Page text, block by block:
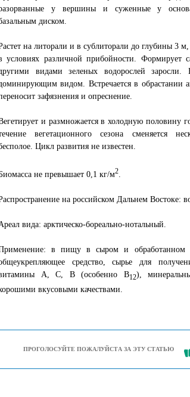
у вершины и суженные у
диском.
на литорали и в сублиторали до глубины 3
условиях различной прибойности. Формирует
видами зеленых водорослей
видом. Встречается в обрастании
зафязнения и опреснение.
и размножается в холодную половину
вегетационного сезона сменяется
Цикл развития не известен.
не превышает 0,1 кг/м2
на российском Дальнем Востоке:
вида: арктическо-бореально-нотальный.
в пищу в сыром и обработанном
средство, сырье для
А, С, В (особенно B12),
вкусовыми качествами.
ПРОГОЛОСУЙТЕ ПОЖАЛУЙСТА ЗА ЭТУ СТАТЬЮ